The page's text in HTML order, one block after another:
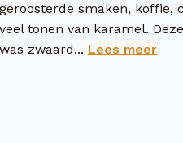
geroosterde smaken, koffie,
veel tonen van karamel.
was zwaard... Lees meer